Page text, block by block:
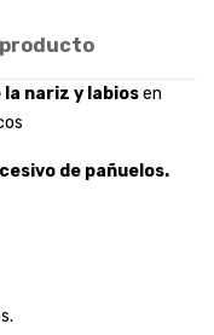
nariz y labiosen
de pañuelos.